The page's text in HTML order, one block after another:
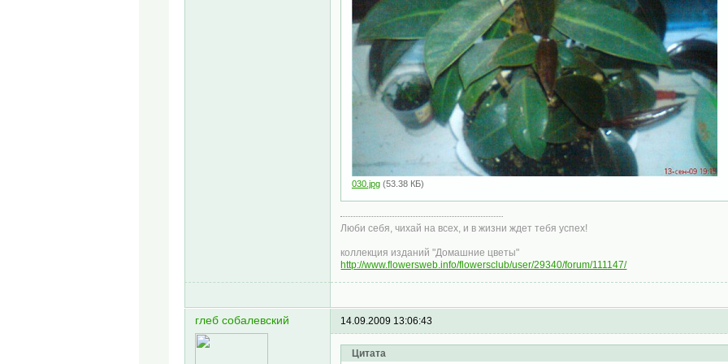
030.jpg (53.38 КБ)
Люби себя, чихай на всех, и в жизни ждет тебя успех!
коллекция изданий "Домашние цветы"
http://www.flowersweb.info/flowersclub/user/29340/forum/111147/
глеб собалевский 14.09.2009 13:06:43
Цитата